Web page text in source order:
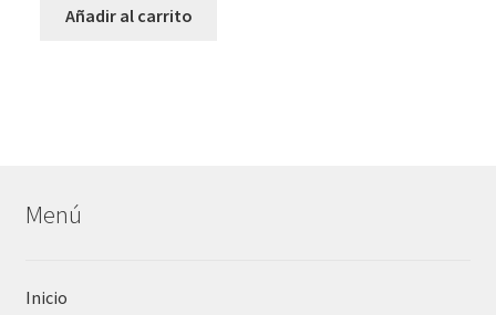
Añadir al carrito
Menú
Inicio